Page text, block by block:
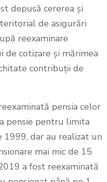
depusă cererea şi
de asigurări
reexaminare
cotizare şi mărimea
contribuţii de
pensia celor
pensie pentru limita
1999, dar au realizat un
mai mic de 15
a fost reexaminată